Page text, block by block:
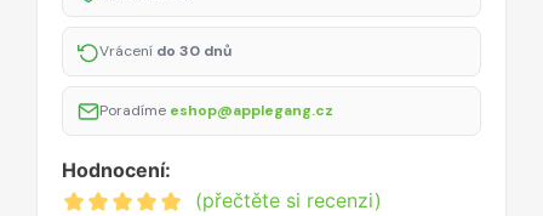
Vrácení do 30 dnů
Poradíme eshop@applegang.cz
Hodnocení:
(přečtěte si recenzi)